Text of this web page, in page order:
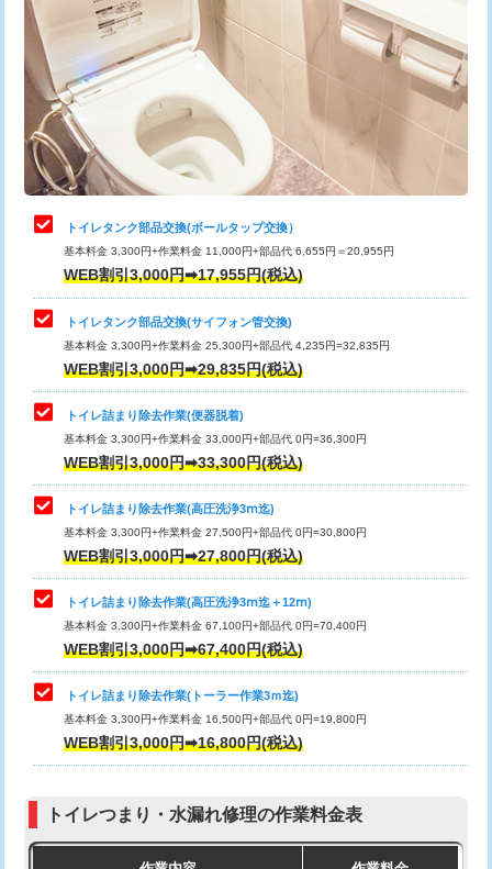
トイレタンク部品交換(ボールタップ交換）
基本料金 3,300円+作業料金 11,000円+部品代 6,655円＝20,955円
WEB割引3,000円➡17,955円(税込)
トイレタンク部品交換(サイフォン管交換)
基本料金 3,300円+作業料金 25,300円+部品代 4,235円=32,835円
WEB割引3,000円➡29,835円(税込)
トイレ詰まり除去作業(便器脱着)
基本料金 3,300円+作業料金 33,000円+部品代 0円=36,300円
WEB割引3,000円➡33,300円(税込)
トイレ詰まり除去作業(高圧洗浄3ⅿ迄)
基本料金 3,300円+作業料金 27,500円+部品代 0円=30,800円
WEB割引3,000円➡27,800円(税込)
トイレ詰まり除去作業(高圧洗浄3ⅿ迄＋12ⅿ)
基本料金 3,300円+作業料金 67,100円+部品代 0円=70,400円
WEB割引3,000円➡67,400円(税込)
トイレ詰まり除去作業(トーラー作業3ｍ迄)
基本料金 3,300円+作業料金 16,500円+部品代 0円=19,800円
WEB割引3,000円➡16,800円(税込)
トイレつまり・水漏れ修理の作業料金表